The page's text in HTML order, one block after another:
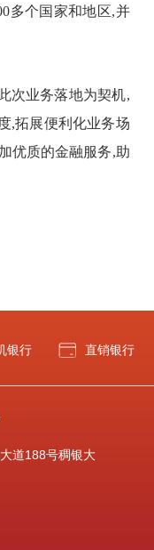
多个国家和地区,并
次业务落地为契机,
,拓展便利化业务场
优质的金融服务,助
银行 直销银行
道188号稠银大